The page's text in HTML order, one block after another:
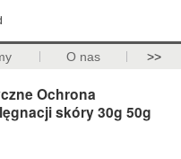
O nas >>
Ochrona
skóry 30g 50g